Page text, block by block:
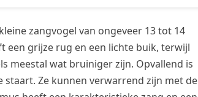
zangvogel van ongeveer 13 tot 14
een grijze rug en een lichte buik, terwijl
meestal wat bruiniger zijn. Opvallend is
staart. Ze kunnen verwarrend zijn met de